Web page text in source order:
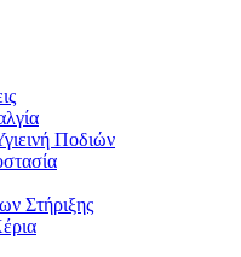
Ποδιών
Στήριξης